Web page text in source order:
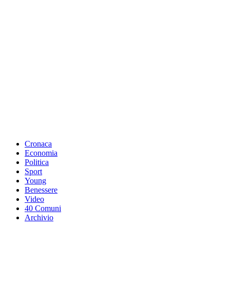
Cronaca
Economia
Politica
Sport
Young
Benessere
Video
40 Comuni
Archivio